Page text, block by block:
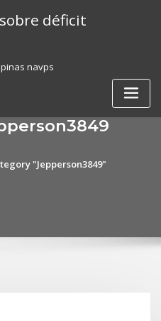
déficit
navps
"Jepperson3849"